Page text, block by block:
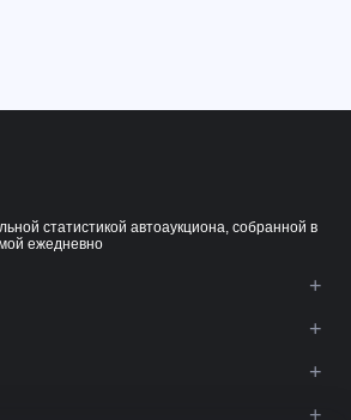
статистикой автоаукциона, собранной в
ежедневно